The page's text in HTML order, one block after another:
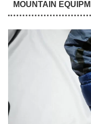
MOUNTAIN